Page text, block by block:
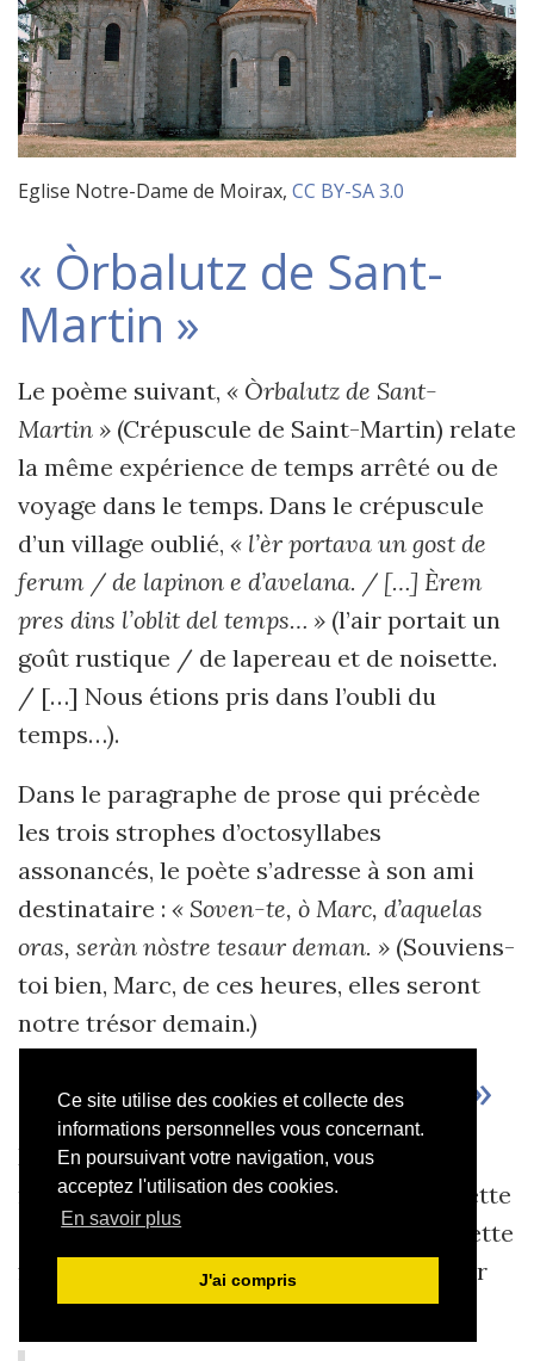
Ce site utilise des cookies et collecte des
informations personnelles vous concernant.
En poursuivant votre navigation, vous
acceptez l'utilisation des cookies.
En savoir plus
J'ai compris
Eglise Notre-Dame de Moirax, CC BY-SA 3.0
« Òrbalutz de Sant-
Martin »
Le poème suivant, « Òrbalutz de Sant-
Martin » (Crépuscule de Saint-Martin) relate
la même expérience de temps arrêté ou de
voyage dans le temps. Dans le crépuscule
d’un village oublié, « l’èr portava un gost de
ferum / de lapinon e d’avelana. / […] Èrem
pres dins l’oblit del temps… » (l’air portait un
goût rustique / de lapereau et de noisette.
/ […] Nous étions pris dans l’oubli du
temps…).
Dans le paragraphe de prose qui précède
les trois strophes d’octosyllabes
assonancés, le poète s’adresse à son ami
destinataire : « Soven-te, ò Marc, d’aquelas
oras, seràn nòstre tesaur deman. » (Souviens-
toi bien, Marc, de ces heures, elles seront
notre trésor demain.)
« Recòrd de Segovia »
Dans le seul poème « non aquitain » du
recueil, Bernard Lesfargues transpose cette
expérience à Ségovie, en Castille, mais cette
fois c’est la ville elle-même qui parle pour
déplorer son abandon :